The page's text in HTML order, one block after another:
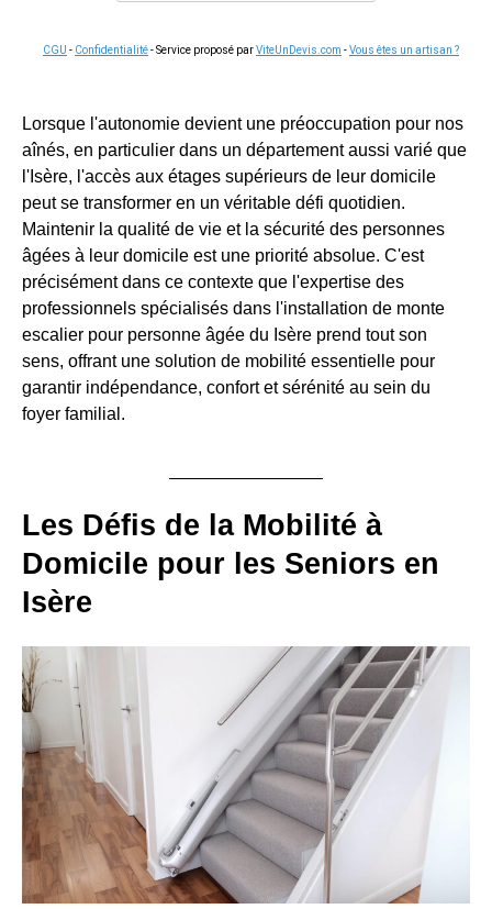
CGU - Confidentialité- Service proposé parViteUnDevis.com -Vous êtes un artisan ?
Lorsque l'autonomie devient une préoccupation pour nos
aînés, en particulier dans un département aussi varié que
l'Isère, l'accès aux étages supérieurs de leur domicile
peut se transformer en un véritable défi quotidien.
Maintenir la qualité de vie et la sécurité des personnes
âgées à leur domicile est une priorité absolue. C'est
précisément dans ce contexte que l'expertise des
professionnels spécialisés dans l'installation de monte
escalier pour personne âgée du Isère prend tout son
sens, offrant une solution de mobilité essentielle pour
garantir indépendance, confort et sérénité au sein du
foyer familial.
Les Défis de la Mobilité à
Domicile pour les Seniors en
Isère